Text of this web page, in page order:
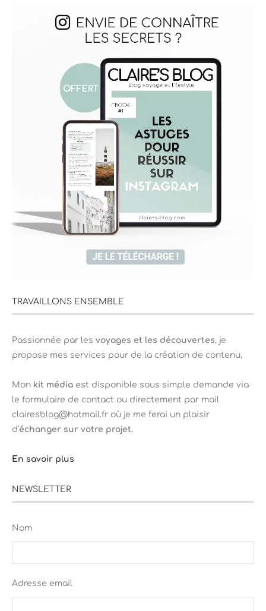
TRAVAILLONS ENSEMBLE
Passionnée par les voyages et les découvertes, je
propose mes services pour de la création de contenu.
Mon kit média est disponible sous simple demande via
le formulaire de contact ou directement par mail
clairesblog@hotmail.fr où je me ferai un plaisir
d’échanger sur votre projet.
En savoir plus
NEWSLETTER
Nom
Adresse email